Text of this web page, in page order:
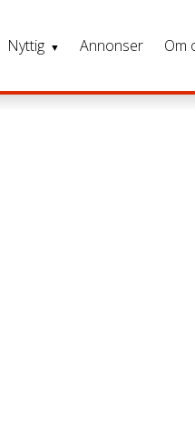
Nyttig Annonser Om